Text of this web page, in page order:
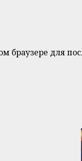
браузере для